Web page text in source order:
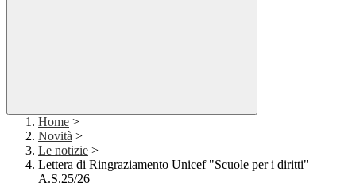
Home >
Novità >
Le notizie >
Lettera di Ringraziamento Unicef "Scuole per i diritti"
A.S.25/26